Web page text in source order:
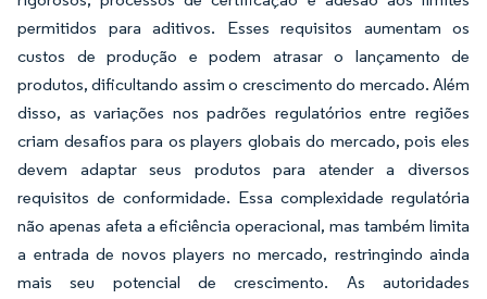
permitidos para aditivos. Esses requisitos aumentam os
custos de produção e podem atrasar o lançamento de
produtos, dificultando assim o crescimento do mercado. Além
disso, as variações nos padrões regulatórios entre regiões
criam desafios para os players globais do mercado, pois eles
devem adaptar seus produtos para atender a diversos
requisitos de conformidade. Essa complexidade regulatória
não apenas afeta a eficiência operacional, mas também limita
a entrada de novos players no mercado, restringindo ainda
mais seu potencial de crescimento. As autoridades